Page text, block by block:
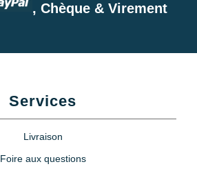
, Chèque & Virement
Services
Livraison
Foire aux questions